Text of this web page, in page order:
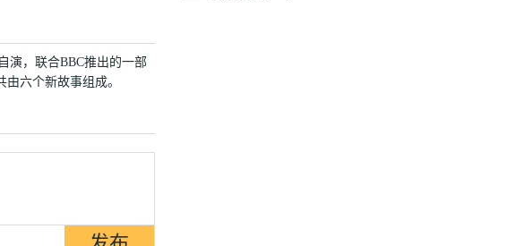
演，联合BBC推出的一部
六个新故事组成。